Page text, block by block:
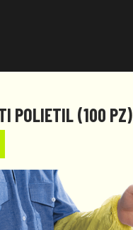
POLIETIL (100 PZ)